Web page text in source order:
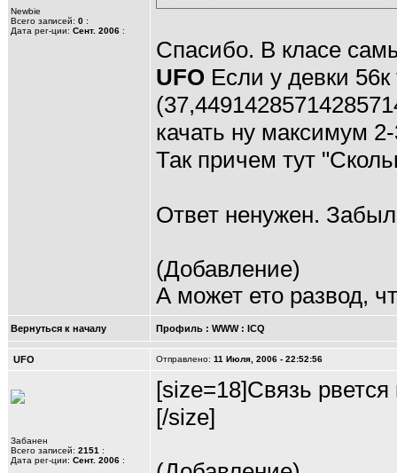
Newbie
Всего записей: 0 :
Дата рег-ции: Сент. 2006 :
Спасибо. В класе
UFO Если у девки 56к
качать ну максимум
Так причем тут
Ответ ненужен.
(Добавление)
А может ето развод,
Вернуться к началу Профиль : WWW: ICQ
UFO Отправлено: 11 Июля, 2006 - 22:52:56
Забанен
Всего записей: 2151 :
Дата рег-ции: Сент. 2006 :
[size=18]Связь
[/size]